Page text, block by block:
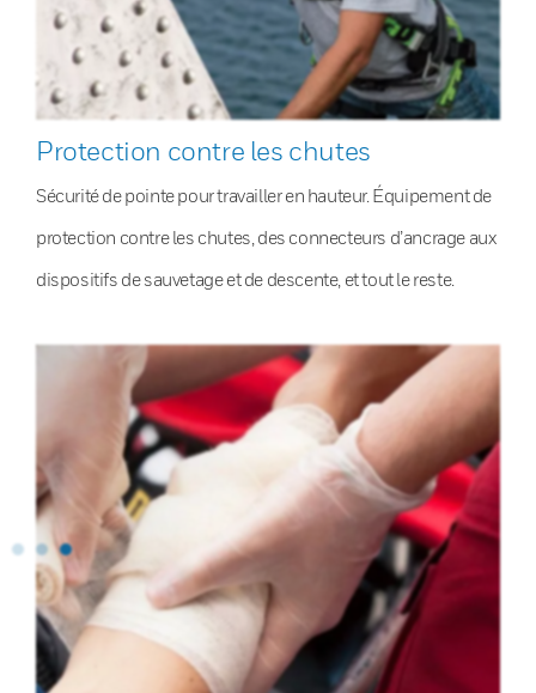
Protection contre les chutes
Sécurité de pointe pour travailler en hauteur. Équipement de
protection contre les chutes, des connecteurs d’ancrage aux
dispositifs de sauvetage et de descente, et tout le reste.